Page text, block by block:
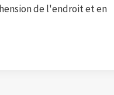
de l'endroit et en